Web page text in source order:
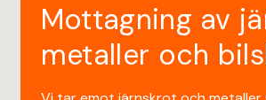
Mottagning av
metaller och